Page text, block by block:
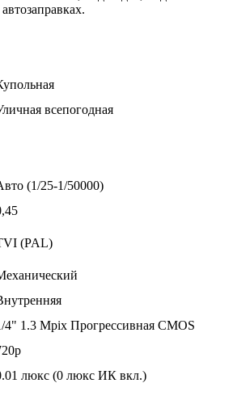
всепогодная
(1/25-1/50000)
(PAL)
4" 1.3 Mpix Прогрессивная CMOS
люкс (0 люкс ИК вкл.)